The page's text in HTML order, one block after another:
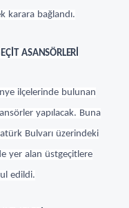
karara bağlandı.
ASANSÖRLERİ
ilçelerinde bulunan
yapılacak. Buna
Bulvarı üzerindeki
yer alan üstgeçitlere
edildi.